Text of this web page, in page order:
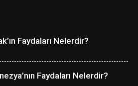
Faydaları Nelerdir?
Faydaları Nelerdir?